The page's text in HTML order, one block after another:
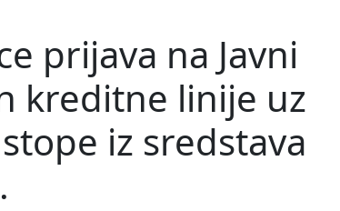
prijava na Javni
kreditne linije uz
iz sredstava